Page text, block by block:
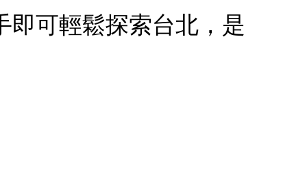
即可輕鬆探索台北，是